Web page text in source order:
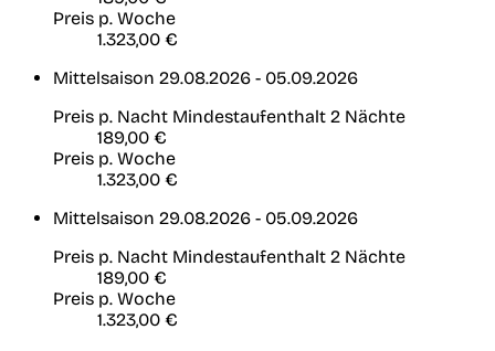
Preis p. Woche
1.323,00 €
Mittelsaison 29.08.2026 - 05.09.2026
Preis p. Nacht Mindestaufenthalt 2 Nächte
189,00 €
Preis p. Woche
1.323,00 €
Mittelsaison 29.08.2026 - 05.09.2026
Preis p. Nacht Mindestaufenthalt 2 Nächte
189,00 €
Preis p. Woche
1.323,00 €